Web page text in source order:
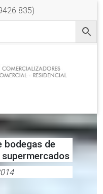
835)
bodegas de